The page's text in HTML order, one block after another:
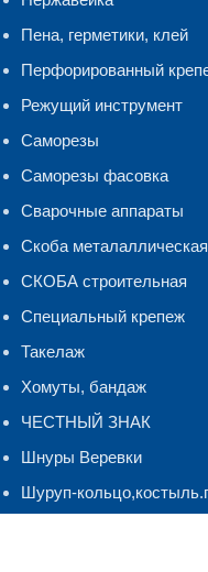
Пена, герметики, клей
Перфорированный
Режущий инструмент
Саморезы
Саморезы фасовка
Сварочные аппараты
Скоба металаллическая
СКОБА строительная
Специальный крепеж
Такелаж
Хомуты, бандаж
ЧЕСТНЫЙ ЗНАК
Шнуры Веревки
Шуруп-